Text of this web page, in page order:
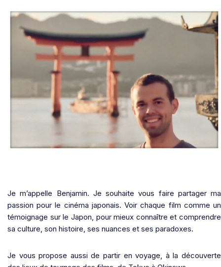
Je m’appelle Benjamin. Je souhaite vous faire partager ma
passion pour le cinéma japonais. Voir chaque film comme un
témoignage sur le Japon, pour mieux connaître et comprendre
sa culture, son histoire, ses nuances et ses paradoxes.
Je vous propose aussi de partir en voyage, à la découverte